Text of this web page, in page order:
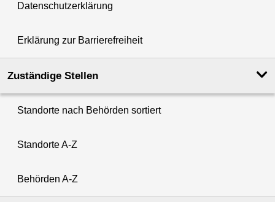
Datenschutzerklärung
Erklärung zur Barrierefreiheit
Zuständige Stellen
Standorte nach Behörden sortiert
Standorte A-Z
Behörden A-Z